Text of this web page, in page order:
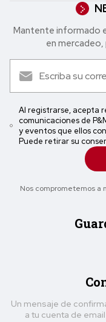
Mantente informado
en mercadeo,
Al registrarse, acepta
comunicaciones de
y eventos que ellos
Puede retirar su
Nos comprometemos a
Un mensaje de
a tu cuenta de